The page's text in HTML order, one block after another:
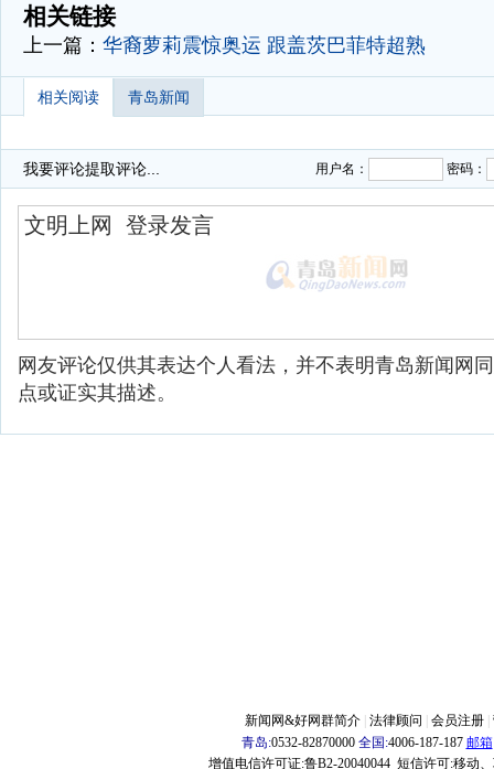
相关链接
上一篇： 华裔萝莉震惊奥运 跟盖茨巴菲特超熟
相关阅读 青岛新闻
我要评论提取评论... 用户名： 密码：
网友评论仅供其表达个人看法，并不表明青岛新闻网
点或证实其描述。